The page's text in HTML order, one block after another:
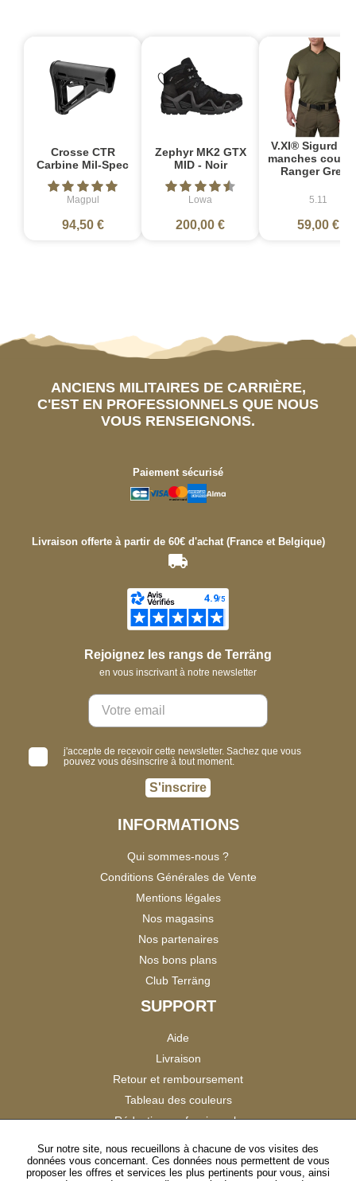
Crosse CTR
Carbine Mil-Spec
Magpul
94,50 €
Zephyr MK2 GTX
MID - Noir
Lowa
200,00 €
V.XI® Sigurd
manches
Ranger Green
5.11
59,00 €
ANCIENS MILITAIRES DE CARRIÈRE,
C'EST EN PROFESSIONNELS QUE NOUS
VOUS RENSEIGNONS.
Paiement sécurisé
Livraison offerte à partir de 60€ d'achat (France et Belgique)
Rejoignez les rangs de Terräng
en vous inscrivant à notre newsletter
j'accepte de recevoir cette newsletter. Sachez que vous
pouvez vous désinscrire à tout moment.
S'inscrire
INFORMATIONS
Qui sommes-nous ?
Conditions Générales de Vente
Mentions légales
Nos magasins
Nos partenaires
Nos bons plans
Club Terräng
SUPPORT
Aide
Livraison
Retour et remboursement
Tableau des couleurs
Réduction professionnels
Catalogues
Satisfaction Clients
Sur notre site, nous recueillons à chacune de vos visites des
données vous concernant. Ces données nous permettent de vous
proposer les offres et services les plus pertinents pour vous, ainsi